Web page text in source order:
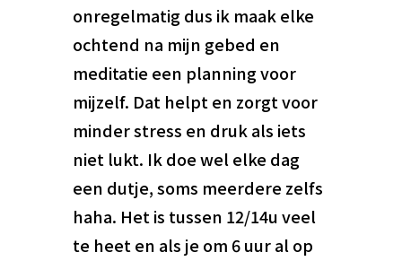
onregelmatig dus ik maak elke
ochtend na mijn gebed en
meditatie een planning voor
mijzelf. Dat helpt en zorgt voor
minder stress en druk als iets
niet lukt. Ik doe wel elke dag
een dutje, soms meerdere zelfs
haha. Het is tussen 12/14u veel
te heet en als je om 6 uur al op